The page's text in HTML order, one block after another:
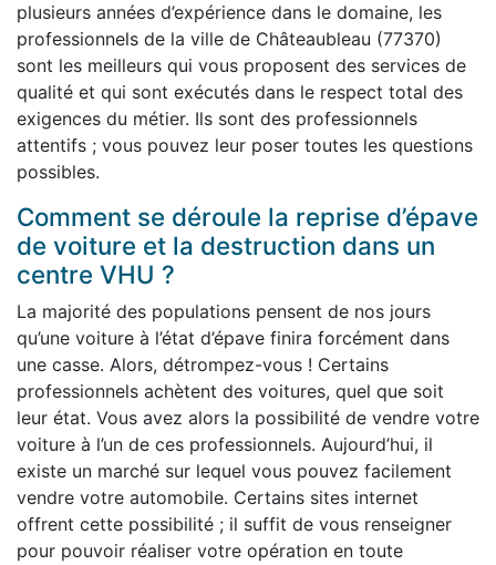
plusieurs années d’expérience dans le domaine, les
professionnels de la ville de Châteaubleau (77370)
sont les meilleurs qui vous proposent des services de
qualité et qui sont exécutés dans le respect total des
exigences du métier. Ils sont des professionnels
attentifs ; vous pouvez leur poser toutes les questions
possibles.
Comment se déroule la reprise d’épave
de voiture et la destruction dans un
centre VHU ?
La majorité des populations pensent de nos jours
qu’une voiture à l’état d’épave finira forcément dans
une casse. Alors, détrompez-vous ! Certains
professionnels achètent des voitures, quel que soit
leur état. Vous avez alors la possibilité de vendre votre
voiture à l’un de ces professionnels. Aujourd’hui, il
existe un marché sur lequel vous pouvez facilement
vendre votre automobile. Certains sites internet
offrent cette possibilité ; il suffit de vous renseigner
pour pouvoir réaliser votre opération en toute